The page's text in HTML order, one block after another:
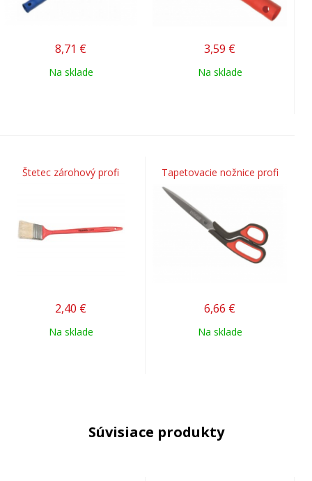
8,71 €
Na sklade
3,59 €
Na sklade
Štetec zárohový profi
2,40 €
Na sklade
Tapetovacie nožnice profi
6,66 €
Na sklade
Súvisiace produkty